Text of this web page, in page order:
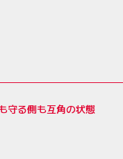
守る側も互角の状態